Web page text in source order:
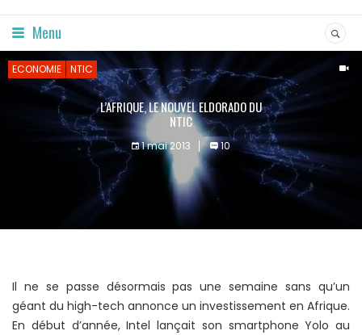
Menu
ECONOMIE NTIC
L’AFRIQUE, LE NOUVEL ELDORADO DU
NTIC
1 mai 2013 10
Il ne se passe désormais pas une semaine sans qu’un
géant du high-tech annonce un investissement en Afrique.
En début d’année, Intel lançait son smartphone Yolo au